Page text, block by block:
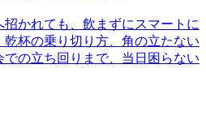
かれても、飲まずにスマートに
杯の乗り切り方、角の立たない
の立ち回りまで、当日困らない